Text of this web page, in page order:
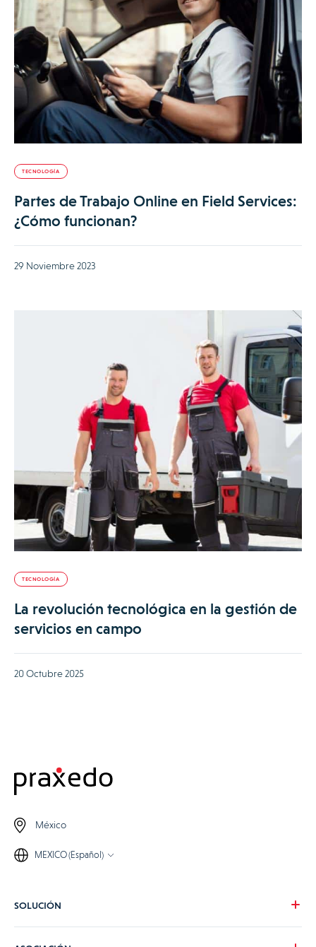
TECNOLOGÍA
Partes de Trabajo Online en Field Services:
¿Cómo funcionan?
29 Noviembre 2023
TECNOLOGÍA
La revolución tecnológica en la gestión de
servicios en campo
20 Octubre 2025
México
MEXICO (Español)
SOLUCIÓN